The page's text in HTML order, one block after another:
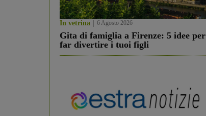
In vetrina 6 Agosto 2026
Gita di famiglia a Firenze: 5 idee per
far divertire i tuoi figli